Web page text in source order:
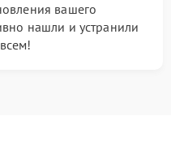
вашего
нашли и устранили